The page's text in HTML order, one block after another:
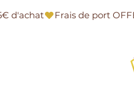
d'achat